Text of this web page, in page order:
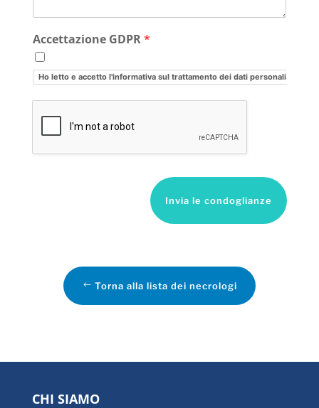
Accettazione GDPR*
Ho letto e accetto l'informativa sul trattamento dei dati personali
Invia le condoglianze
Torna alla lista dei necrologi
CHI SIAMO